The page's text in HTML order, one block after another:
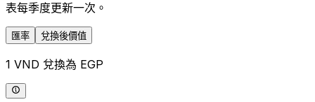
表每季度更新一次。
匯率 兌換後價值
1 VND 兌換為 EGP